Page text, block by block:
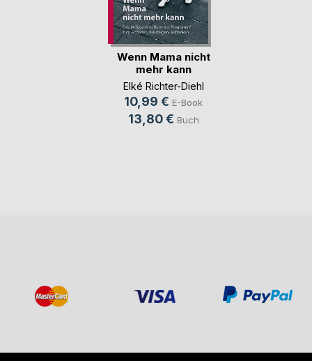
Wenn Mama nicht
mehr kann
Elké Richter-Diehl
10,99 € E-Book
13,80 € Buch